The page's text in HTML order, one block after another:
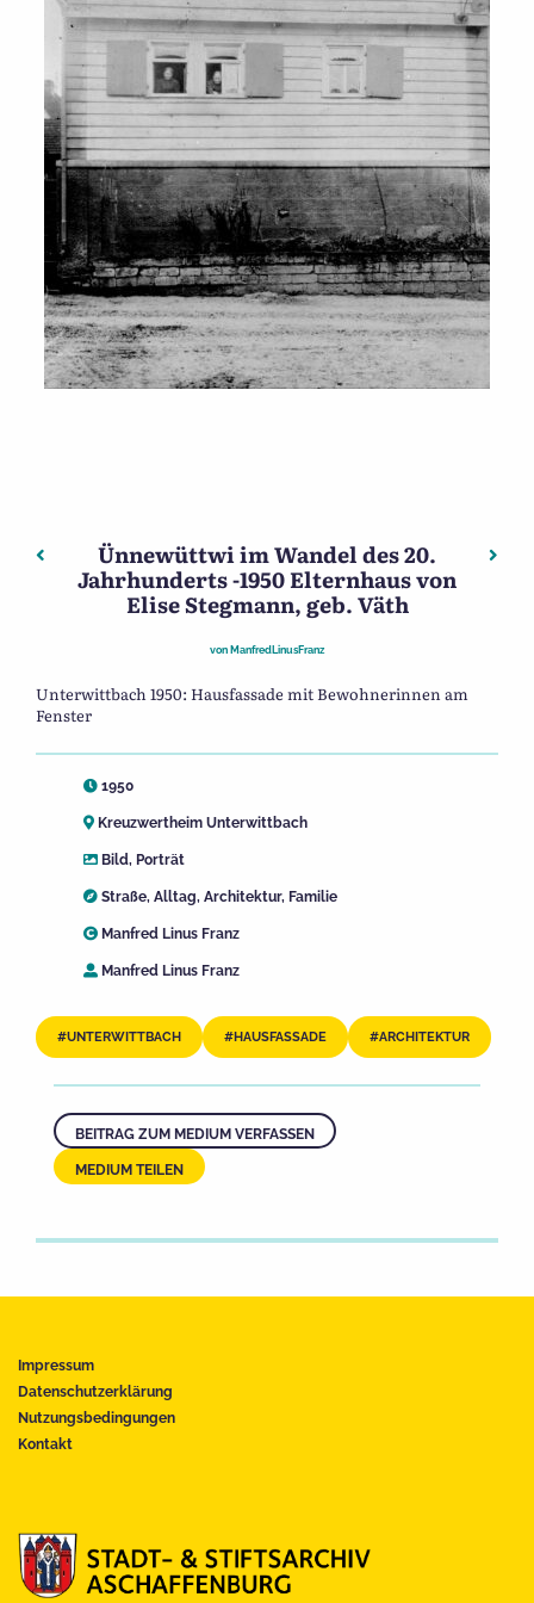
Beitragsnavigation
Vorheriger: Ünnewüttwi im Wandel des 20.
Ünnewüttwi im Wandel des 20.
Jahrhunderts -1950 Elternhaus von
Elise Stegmann, geb. Väth
von ManfredLinusFranz
Unterwittbach 1950: Hausfassade mit Bewohnerinnen am
Fenster
1950
Kreuzwertheim Unterwittbach
Bild, Porträt
Straße, Alltag, Architektur, Familie
Manfred Linus Franz
Manfred Linus Franz
UNTERWITTBACH HAUSFASSADE ARCHITEKTUR
BEITRAG ZUM MEDIUM VERFASSEN
MEDIUM TEILEN
Impressum
Datenschutzerklärung
Nutzungsbedingungen
Kontakt